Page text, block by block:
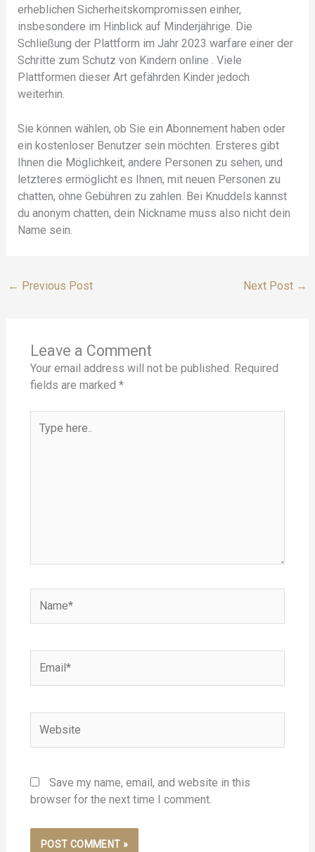
erheblichen Sicherheitskompromissen einher,
insbesondere im Hinblick auf Minderjährige. Die
Schließung der Plattform im Jahr 2023 warfare einer der
Schritte zum Schutz von Kindern online . Viele
Plattformen dieser Art gefährden Kinder jedoch
weiterhin.
Sie können wählen, ob Sie ein Abonnement haben oder
ein kostenloser Benutzer sein möchten. Ersteres gibt
Ihnen die Möglichkeit, andere Personen zu sehen, und
letzteres ermöglicht es Ihnen, mit neuen Personen zu
chatten, ohne Gebühren zu zahlen. Bei Knuddels kannst
du anonym chatten, dein Nickname muss also nicht dein
Name sein.
← Previous Post Next Post →
Leave a Comment
Your email address will not be published. Required
fields are marked *
here..
Save my name, email, and website in this
browser for the next time I comment.